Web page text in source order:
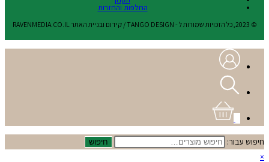
החלפות והחזרות
© 2023,כל הזכויות שמורות ל - TANGO DESIGN / קידום ובניית האתר RAVENMEDIA.CO.IL
חיפוש עבור: חיפוש
×